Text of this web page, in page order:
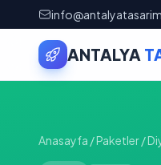
ANTALYA
Anasayfa /Paketler/